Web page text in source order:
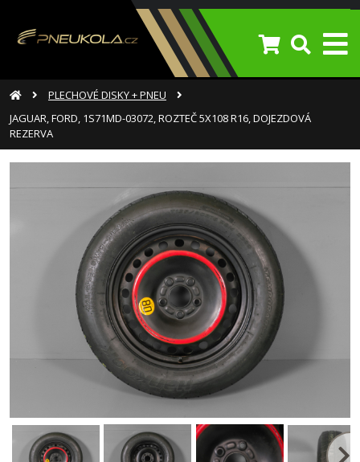
PLECHOVÉ DISKY + PNEU
JAGUAR, FORD, 1S71MD-03072, ROZTEČ 5X108 R16, DOJEZDOVÁ
REZERVA